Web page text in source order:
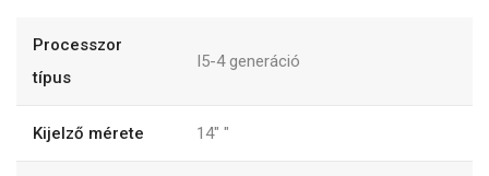
Processzor
típus
I5-4 generáció
Kijelző mérete 14" "